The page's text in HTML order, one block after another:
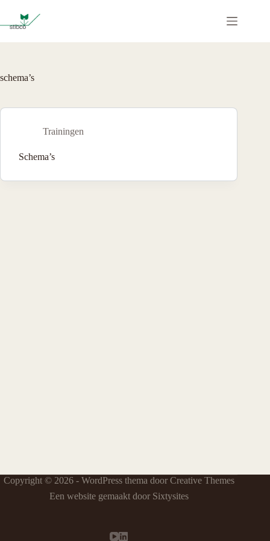
de
schema’s
Trainingen
Schema’s
Copyright © 2026 - WordPress thema door Creative Themes
Een website gemaakt door Sixtysites